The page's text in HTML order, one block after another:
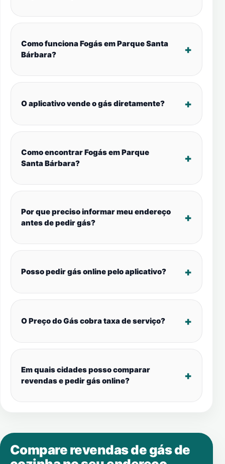
Como funciona Fogás em Parque Santa
Bárbara?
O aplicativo vende o gás diretamente?
Como encontrar Fogás em Parque
Santa Bárbara?
Por que preciso informar meu endereço
antes de pedir gás?
Posso pedir gás online pelo aplicativo?
O Preço do Gás cobra taxa de serviço?
Em quais cidades posso comparar
revendas e pedir gás online?
Compare revendas de gás de